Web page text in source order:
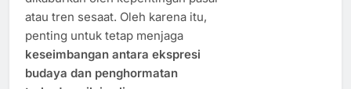
atau tren sesaat. Oleh karena itu,
penting untuk tetap menjaga
keseimbangan antara ekspresi
budaya dan penghormatan